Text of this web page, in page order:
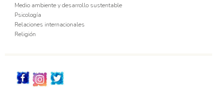
Medio ambiente y desarrollo sustentable
Psicología
Relaciones internacionales
Religión
Redes_Sociales